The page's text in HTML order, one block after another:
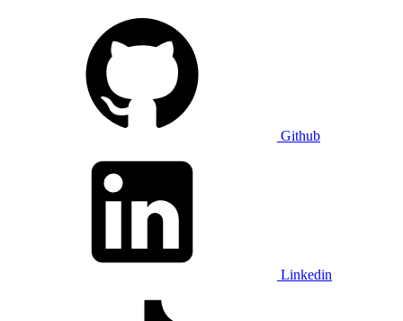
Github
Linkedin